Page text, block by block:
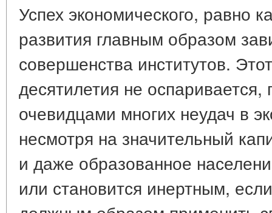
Успех экономического, равно
развития главным образом
совершенства институтов.
десятилетия не оспаривается,
очевидцами многих неудач в
несмотря на значительный
и даже образованное
или становится инертным,